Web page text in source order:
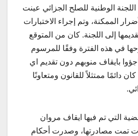
الوطنية للصلح الجزائي عينت
الممكنة، وتم إجراء الاختبارات
إلى اللجنة. كان من المتوقع
في هذه الفترة وفقًا للمرسوم
بايقاف منوبهم دون تقديم اي
دائمًا ممتثلاً للقانون ومتعاونًا
التي تم فيها ايقاف مروان
تمت مصادرتها، وصدرت أحكام